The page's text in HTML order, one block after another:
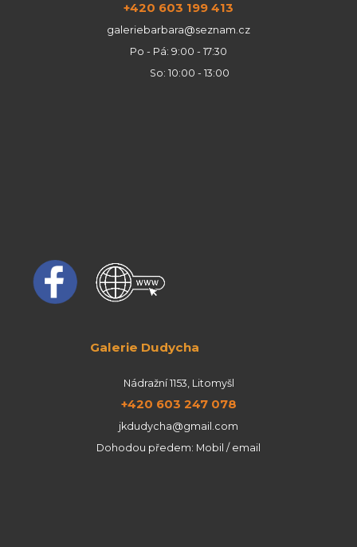
+420 603 199 413
galeriebarbara@seznam.cz
Po - Pá: 9:00 - 17:30
So: 10:00 - 13:00
Galerie Dudycha
Nádražní 1153, Litomyšl
+420 603 247 078
jkdudycha@gmail.com
Dohodou předem: Mobil / email